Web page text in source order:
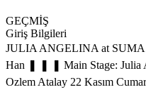
GEÇMİŞ
Giriş Bilgileri
JULIA ANGELINA at SUMA
Han ❚ ❚ ❚ Main Stage: Julia
Ozlem Atalay 22 Kasım